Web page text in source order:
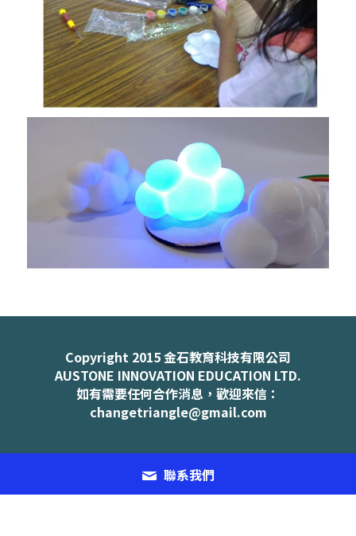
Copyright 2015 金石教育科技有限公司
AUSTONE INNOVATION EDUCATION LTD.​
如有需要任何合作消息，歡迎來信：
changetriangle@gmail.com
聯系我們